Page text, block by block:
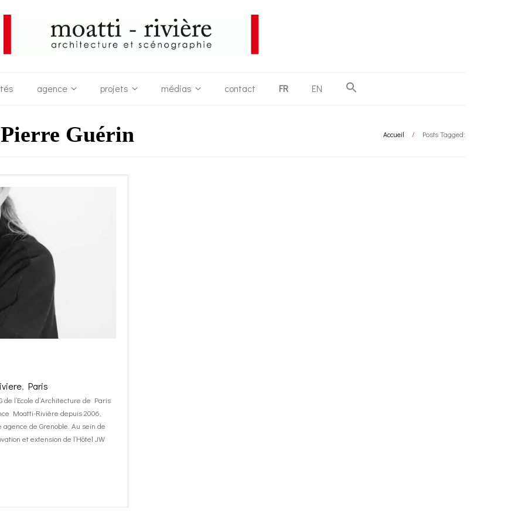
agence projets médias contact FR EN
Guérin Accueil / Posts Tagged:
, Paris
l’Ecole d’Architecture de Paris
Moatti-Rivière depuis 2006,
de Grenoble. Au sein de
et extension de l’Hôtel JW